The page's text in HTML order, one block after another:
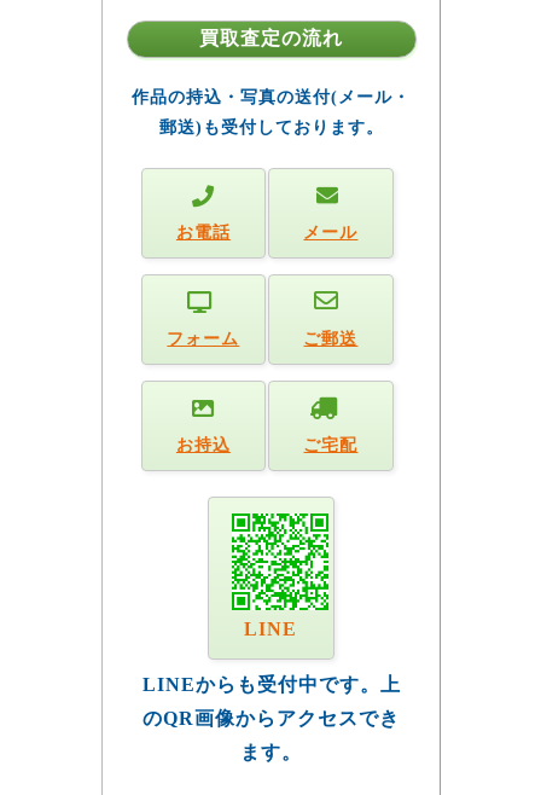
買取査定の流れ
作品の持込・写真の送付(メール・
郵送)も受付しております。
お電話 メール
フォーム ご郵送
お持込 ご宅配
LINE
LINEからも受付中です。上
のQR画像からアクセスでき
ます。